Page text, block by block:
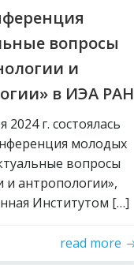
вопросы
и
в ИЭА РАН
2024 г. состоялась
молодых
вопросы
и антропологии»,
Институтом […]
read more